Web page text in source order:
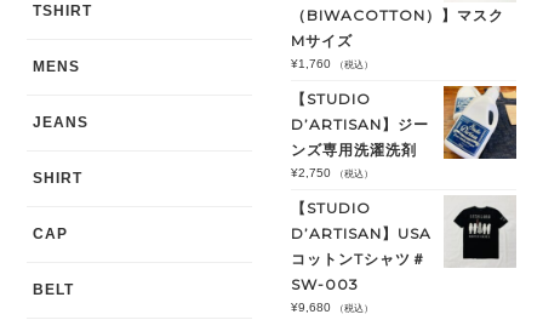
TSHIRT
MENS
JEANS
SHIRT
CAP
BELT
（BIWACOTTON）】マスク
Mサイズ
¥1,760 （税込）
【STUDIO
D’ARTISAN】ジー
ンズ専用洗濯洗剤
¥2,750 （税込）
【STUDIO
D’ARTISAN】USA
コットンTシャツ＃
SW-003
¥9,680 （税込）